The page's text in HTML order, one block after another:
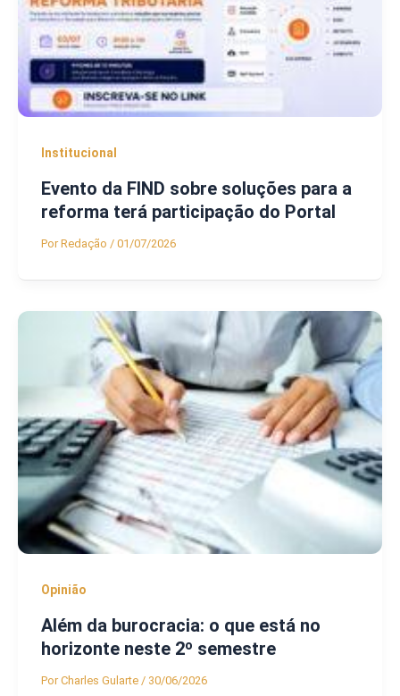
Institucional
Evento da FIND sobre soluções para a
reforma terá participação do Portal
PorRedação / 01/07/2026
Opinião
Além da burocracia: o que está no
horizonte neste 2º semestre
PorCharles Gularte / 30/06/2026